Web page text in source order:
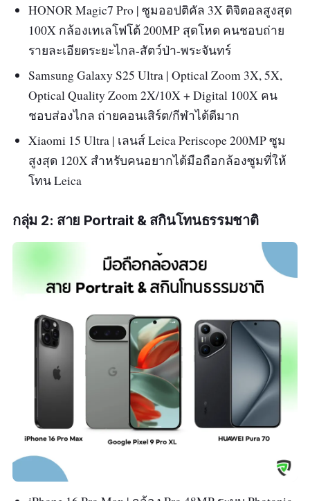
ชิป Snapdragon 8 Gen 3 + RAM 12GB +
ROM 256GB ขยาย microSD สูงสุด 5TB
แบตเตอรี่ 5000mAh ชาร์จไว USB PD +
ชาร์จไร้สาย Qi
กันน้ำ IP65/68 และกระจก Gorilla Glass
Victus® 2
เสียง Hi-Res, Dolby Atmos®, 360 Reality
Audio + ช่องหูฟัง 5 มม.
เหมาะกับคนที่ต้องการมือถือถ่ายรูปสวยระดับ
โปร พร้อมความสามารถซูมจริง และ
ประสบการณ์เสียงสมบูรณ์แบบ
แบตเตอรี่ 5850mAh ชาร์จไว 100W HONOR
SuperCharge + ชาร์จไร้สาย 80W ใช้งานได้ทั้ง
วันสำหรับคนที่ชอบมือถือกล้องสวยพร้อมความอึด
กันน้ำกันฝุ่น IP68/IP69 ให้ความมั่นใจแม้ใน
สภาพสุดโหด ตอบโจทย์มือถือถ่ายรูปสวยสายลุย
อย่างแท้จริง
กล้องหน้า 50MP + 3D Depth รองรับวิดีโอ 4K
และฟีเจอร์ปลดล็อกใบหน้า 3D สะดวกและ
ระบบเสียง DTS:X® Ultra, ลำโพงสเตอริโอ
HONOR Surround Subwoofer ให้เสียงเต็ม
อารมณ์สมกับมือถือกล้องดีที่สุดเพื่อการสร้างคอน
เทนต์มืออาชีพ
สเปคเด่น
กล้องหลัก 50MP รูรับแสงปรับได้ f/1.4-f/2.0 +
OIS
กล้องเทเลโฟโต้ 200MP ซูมออปติคัล 3X ซูม
ดิจิตอลสูงสุด 100X
กล้อง Ultra-Wide 50MP เก็บภาพมุมกว้างสุด
อลังการ
กล้องหน้า 50MP + 3D Depth รองรับวิดีโอ 4K
HONOR Magic7 Pro | ซูมออปติคัล 3X ดิจิตอลสูงสุด
100X กล้องเทเลโฟโต้ 200MP สุดโหด คนชอบถ่าย
รายละเอียดระยะไกล-สัตว์ป่า-พระจันทร์
Samsung Galaxy S25 Ultra | Optical Zoom 3X, 5X,
Optical Quality Zoom 2X/10X + Digital 100X คน
ชอบส่องไกล ถ่ายคอนเสิร์ต/กีฬาได้ดีมาก
Xiaomi 15 Ultra | เลนส์ Leica Periscope 200MP ซูม
สูงสุด 120X สำหรับคนอยากได้มือถือกล้องซูมที่ให้
โทน Leica
กลุ่ม 2: สาย Portrait & สกินโทนธรรมชาติ